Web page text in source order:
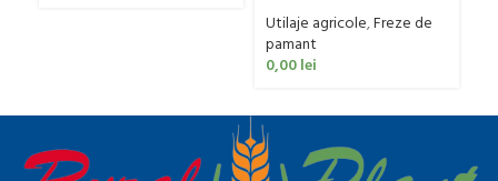
Utilaje agricole,Freze de
pamant
0,00lei